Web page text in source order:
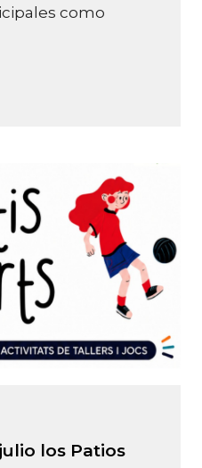
como
los Patios